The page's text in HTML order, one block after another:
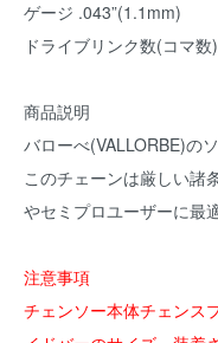
ゲージ .043”(1.1mm)
ドライブリンク数(コマ数
商品説明
バローべ(VALLORBE)の
このチェーンは厳しい諸
やセミプロユーザーに最
注意事項
チェンソー本体チェンス